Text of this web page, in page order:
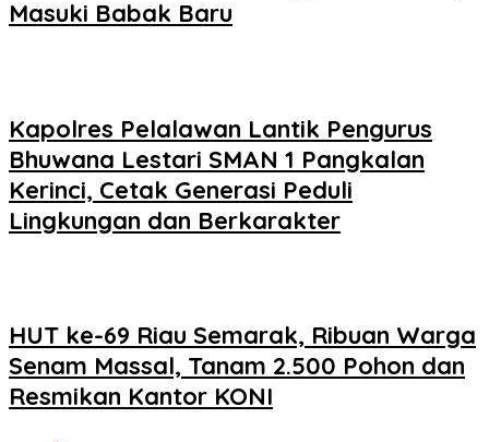
Masuki Babak Baru
Kapolres Pelalawan Lantik Pengurus
Bhuwana Lestari SMAN 1 Pangkalan
Kerinci, Cetak Generasi Peduli
Lingkungan dan Berkarakter
HUT ke-69 Riau Semarak, Ribuan Warga
Senam Massal, Tanam 2.500 Pohon dan
Resmikan Kantor KONI